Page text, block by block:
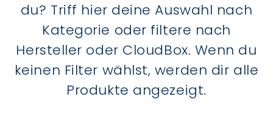
du? Triff hier deine Auswahl nach
Kategorie oder filtere nach
Hersteller oder CloudBox. Wenn du
keinen Filter wählst, werden dir alle
Produkte angezeigt.